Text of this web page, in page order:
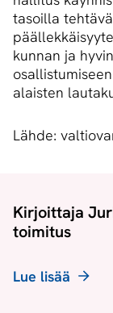
tasoilla
kunnan ja
alaisten
Lähde:
Kirjoittaja
toimitus
Lue lisää